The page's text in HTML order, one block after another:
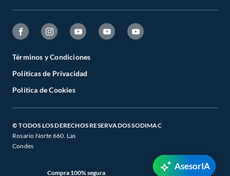
Términos y Condiciones
Políticas de Privacidad
Política de Cookies
© TODOS LOS DERECHOS RESERVADOS SODIMAC
Rosario Norte 660. Las
Condes
Compra 100% segura
AsesorIA